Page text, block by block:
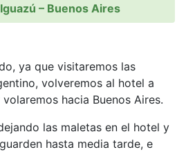
– Buenos Aires
ya que visitaremos las
volveremos al hotel a
hacia Buenos Aires.
las maletas en el hotel y
hasta media tarde, e